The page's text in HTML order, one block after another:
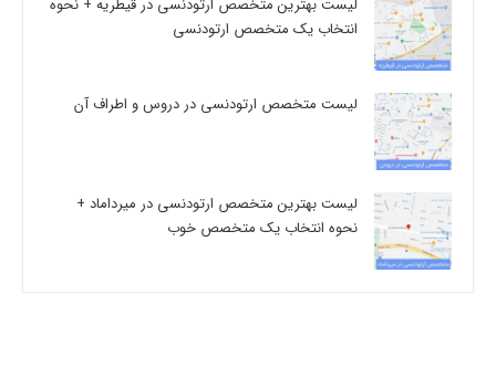
لیست بهترین متخصص ارتودنسی در قیطریه + نحوه
انتخاب یک متخصص ارتودنسی
لیست متخصص ارتودنسی در دروس و اطراف آن
لیست بهترین متخصص ارتودنسی در میرداماد +
نحوه انتخاب یک متخصص خوب